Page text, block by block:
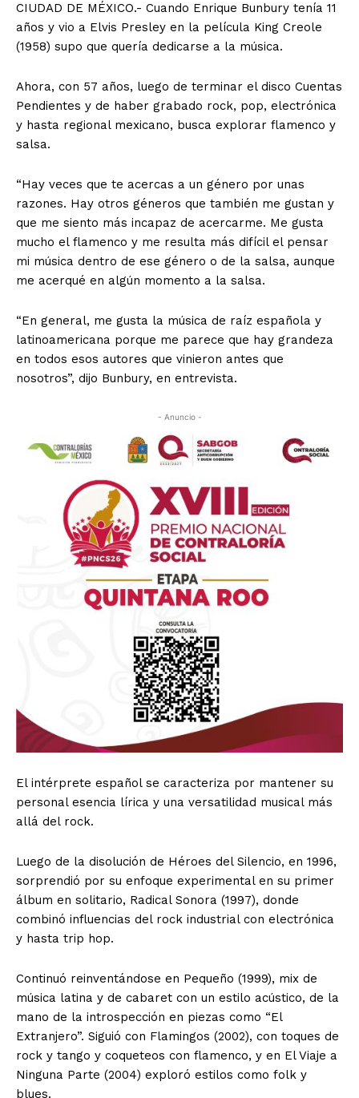
CIUDAD DE MÉXICO.- Cuando Enrique Bunbury tenía 11
años y vio a Elvis Presley en la película King Creole
(1958) supo que quería dedicarse a la música.
Ahora, con 57 años, luego de terminar el disco Cuentas
Pendientes y de haber grabado rock, pop, electrónica
y hasta regional mexicano, busca explorar flamenco y
salsa.
“Hay veces que te acercas a un género por unas
razones. Hay otros géneros que también me gustan y
que me siento más incapaz de acercarme. Me gusta
mucho el flamenco y me resulta más difícil el pensar
mi música dentro de ese género o de la salsa, aunque
me acerqué en algún momento a la salsa.
“En general, me gusta la música de raíz española y
latinoamericana porque me parece que hay grandeza
en todos esos autores que vinieron antes que
nosotros”, dijo Bunbury, en entrevista.
- Anuncio -
El intérprete español se caracteriza por mantener su
personal esencia lírica y una versatilidad musical más
allá del rock.
Luego de la disolución de Héroes del Silencio, en 1996,
sorprendió por su enfoque experimental en su primer
álbum en solitario, Radical Sonora (1997), donde
combinó influencias del rock industrial con electrónica
y hasta trip hop.
Continuó reinventándose en Pequeño (1999), mix de
música latina y de cabaret con un estilo acústico, de la
mano de la introspección en piezas como “El
Extranjero”. Siguió con Flamingos (2002), con toques de
rock y tango y coqueteos con flamenco, y en El Viaje a
Ninguna Parte (2004) exploró estilos como folk y
blues.